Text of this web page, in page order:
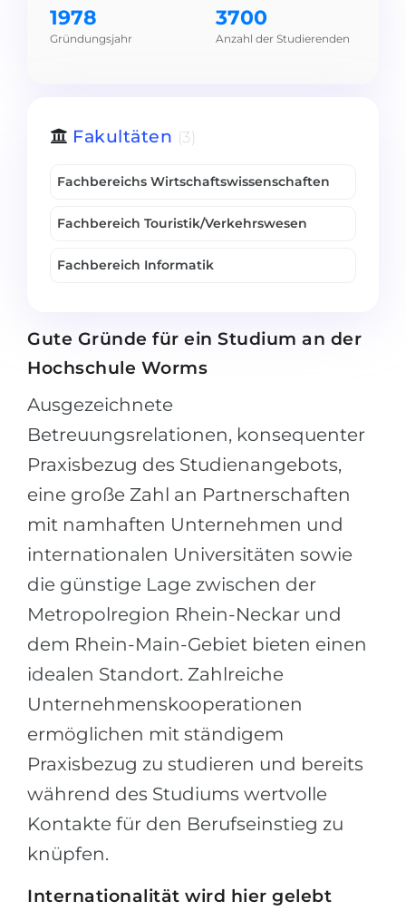
Unsere Studierenden werden
Anderes Land
1978
Gründungsjahr
3700
Anzahl der Studierenden
Fakultäten (3)
Fachbereichs Wirtschaftswissenschaften
Fachbereich Touristik/Verkehrswesen
Fachbereich Informatik
Gute Gründe für ein Studium an der
Hochschule Worms
Ausgezeichnete
Betreuungsrelationen, konsequenter
Praxisbezug des Studienangebots,
eine große Zahl an Partnerschaften
mit namhaften Unternehmen und
internationalen Universitäten sowie
die günstige Lage zwischen der
Metropolregion Rhein-Neckar und
dem Rhein-Main-Gebiet bieten einen
idealen Standort. Zahlreiche
Unternehmenskooperationen
ermöglichen mit ständigem
Praxisbezug zu studieren und bereits
während des Studiums wertvolle
Kontakte für den Berufseinstieg zu
knüpfen.
Internationalität wird hier gelebt